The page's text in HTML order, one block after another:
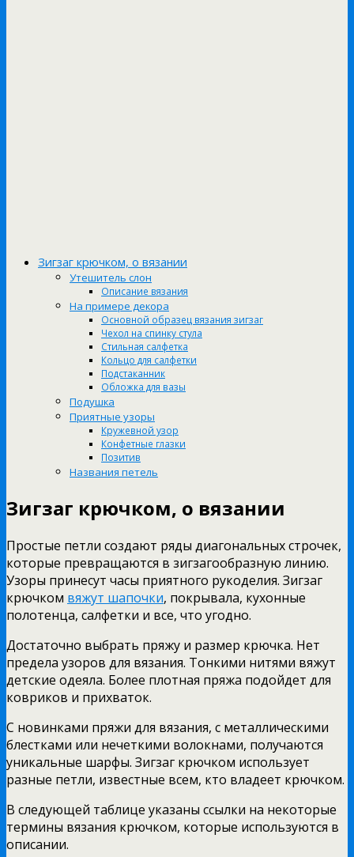
Зигзаг крючком, о вязании
Утешитель слон
Описание вязания
На примере декора
Основной образец вязания зигзаг
Чехол на спинку стула
Стильная салфетка
Кольцо для салфетки
Подстаканник
Обложка для вазы
Подушка
Приятные узоры
Кружевной узор
Конфетные глазки
Позитив
Названия петель
Зигзаг крючком, о вязании
Простые петли создают ряды диагональных строчек,
которые превращаются в зигзагообразную линию.
Узоры принесут часы приятного рукоделия. Зигзаг
крючком вяжут шапочки, покрывала, кухонные
полотенца, салфетки и все, что угодно.
Достаточно выбрать пряжу и размер крючка. Нет
предела узоров для вязания. Тонкими нитями вяжут
детские одеяла. Более плотная пряжа подойдет для
ковриков и прихваток.
С новинками пряжи для вязания, с металлическими
блестками или нечеткими волокнами, получаются
уникальные шарфы. Зигзаг крючком использует
разные петли, известные всем, кто владеет крючком.
В следующей таблице указаны ссылки на некоторые
термины вязания крючком, которые используются в
описании.